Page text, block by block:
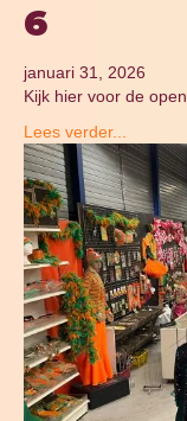
6
januari 31, 2026
Kijk hier voor de
Lees verder...